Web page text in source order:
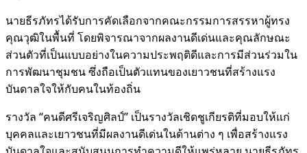
นายธีรภัทรได้รับการคัดเลือกจากคณะกรรมการสรรหาผู้ทรง
คุณวุฒิในพื้นที่ โดยพิจารณาจากผลงานดีเด่นและคุณลักษณะ
ส่วนตัวที่เป็นแบบอย่างในความประพฤติดีและการมีส่วนร่วมใน
การพัฒนาชุมชน ซึ่งถือเป็นตัวแทนของเยาวชนที่สร้างแรง
บันดาลใจให้กับคนในท้องถิ่น
รางวัล “คนดีศรีเจริญศิลป์” เป็นรางวัลเชิดชูเกียรติที่มอบให้แก่
บุคคลและเยาวชนที่มีผลงานดีเด่นในด้านต่าง ๆ เพื่อสร้างแรง